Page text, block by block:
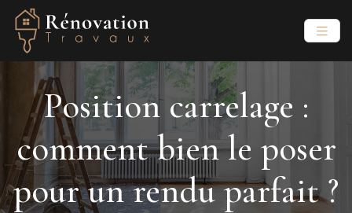
Position carrelage :
comment bien le poser
pour un rendu parfait ?